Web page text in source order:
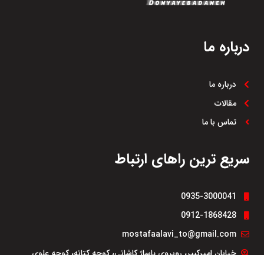
درباره ما
درباره ما
مقالات
تماس با ما
سریع ترین راهای ارتباط
0935-3000041
0912-1868428
mostafaalavi_to@gmail.com